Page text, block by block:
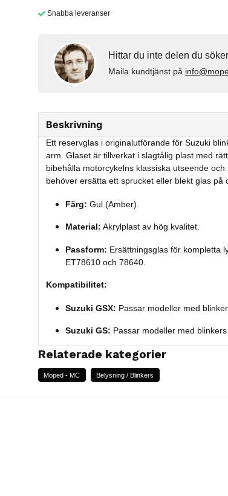
Snabba leveranser
Hittar du inte delen du
Maila kundtjänst på
Beskrivning
Ett reservglas i originalutförande för Suzuki
arm. Glaset är tillverkat i slagtålig plast med
bibehålla motorcykelns klassiska utseende
behöver ersätta ett sprucket eller blekt glas på
Färg: Gul (Amber).
Material: Akrylplast av hög kvalitet.
Passform: Ersättningsglas för kompletta
ET78610 och 78640.
Kompatibilitet:
Suzuki GSX: Passar modeller med
Suzuki GS: Passar modeller med
Relaterade kategorier
Moped - MC Belysning / Blinkers